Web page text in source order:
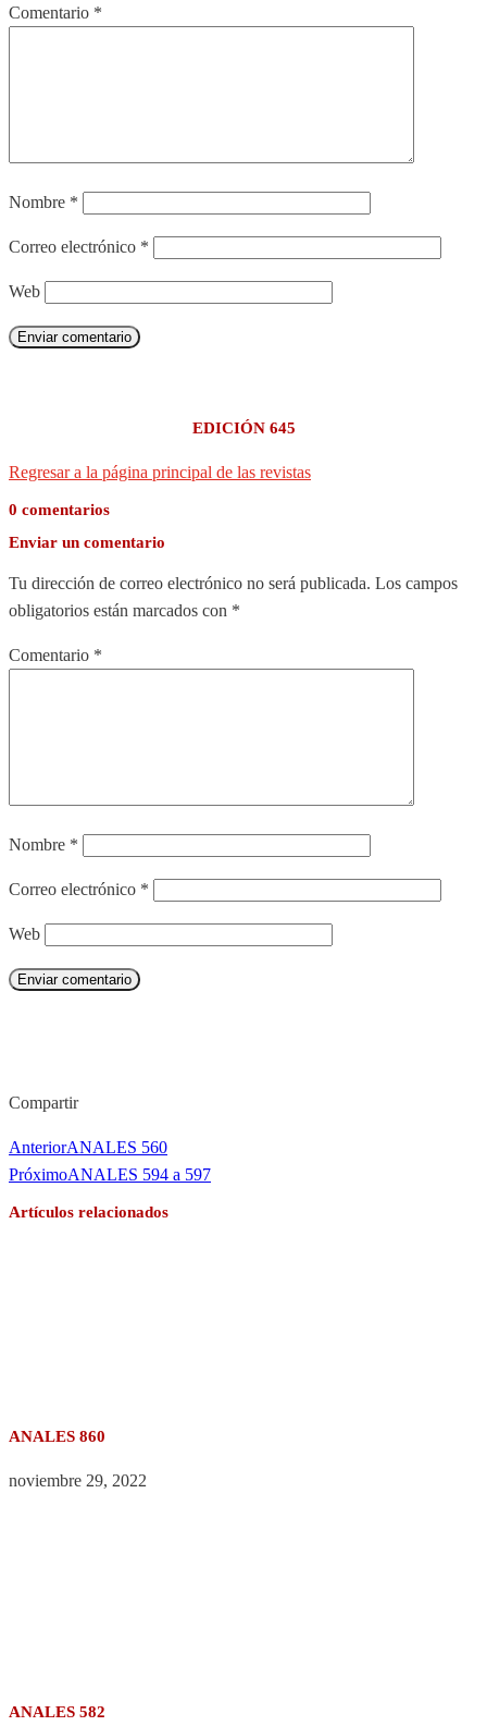
Comentario *
Nombre *
Correo electrónico *
Web
Enviar comentario
EDICIÓN 645
Regresar a la página principal de las revistas
0 comentarios
Enviar un comentario
Tu dirección de correo electrónico no será publicada. Los campos
obligatorios están marcados con *
Comentario *
Nombre *
Correo electrónico *
Web
Enviar comentario
Compartir
AnteriorANALES 560
PróximoANALES 594 a 597
Artículos relacionados
ANALES 860
noviembre 29, 2022
ANALES 582